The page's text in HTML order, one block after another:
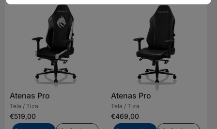
Atenas Pro
Tela / Tiza
€519,00
Atenas Pro
Tela / Tiza
€469,00